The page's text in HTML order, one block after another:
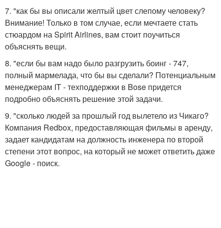
7. "как бы вы описали желтый цвет слепому человеку?
Внимание! Только в том случае, если мечтаете стать
стюардом на Spirit Airlines, вам стоит поучиться
объяснять вещи.
8. "если бы вам надо было разгрузить боинг - 747,
полный мармелада, что бы вы сделали? Потенциальным
менеджерам IT - техподдержки в Bose придется
подробно объяснять решение этой задачи.
9. "сколько людей за прошлый год вылетело из Чикаго?
Компания Redbox, предоставляющая фильмы в аренду,
задает кандидатам на должность инженера по второй
степени этот вопрос, на который не может ответить даже
Google - поиск.